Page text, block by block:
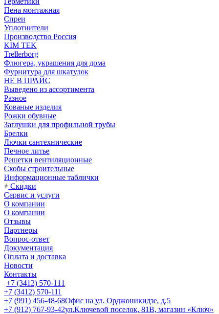
Пена монтажная
Спреи
Уплотнители
Производство Россия
KIM TEK
Trellerborg
Флюгера, украшения для дома
Фурнитура для шкатулок
НЕ В ПРАЙС
Выведено из ассортимента
Разное
Кованые изделия
Рожки обувные
Заглушки для профильной трубы
Брелки
Лючки сантехнические
Печное литье
Решетки вентиляционные
Скобы строительные
Информационные таблички
Скидки
Сервис и услуги
О компании
О компании
Отзывы
Партнеры
Вопрос-ответ
Документация
Оплата и доставка
Новости
Контакты
+7 (3412) 570-111
+7 (3412) 570-111
+7 (991) 456-48-68Офис на ул. Орджоникидзе, д.5
+7 (912) 767-93-42ул.Ключевой поселок, 81В, магазин «Ключ»